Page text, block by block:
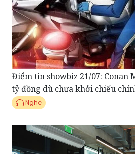
Điểm tin showbiz 21/07: Conan
tỷ đồng dù chưa khởi chiếu
Nghe